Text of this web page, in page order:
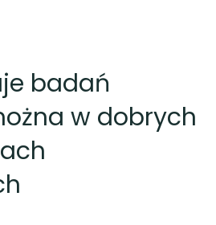
badań
w dobrych